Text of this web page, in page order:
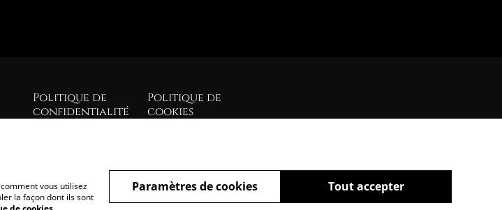
Politique de
confidentialité
Politique de
cookies
vous utilisez
la façon dont ils sont
Tout accepter
Paramètres de cookies